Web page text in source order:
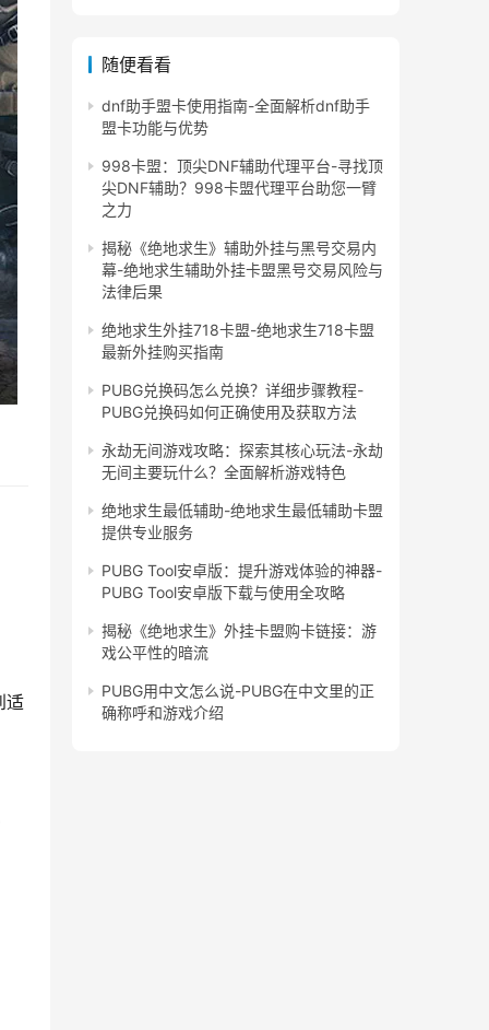
适
随便看看
dnf助手盟卡使用指南-全面解析dnf助手
盟卡功能与优势
998卡盟：顶尖DNF辅助代理平台-寻找顶
尖DNF辅助？998卡盟代理平台助您一臂
之力
揭秘《绝地求生》辅助外挂与黑号交易内
幕-绝地求生辅助外挂卡盟黑号交易风险与
法律后果
绝地求生外挂718卡盟-绝地求生718卡盟
最新外挂购买指南
PUBG兑换码怎么兑换？详细步骤教程-
PUBG兑换码如何正确使用及获取方法
永劫无间游戏攻略：探索其核心玩法-永劫
无间主要玩什么？全面解析游戏特色
绝地求生最低辅助-绝地求生最低辅助卡盟
提供专业服务
PUBG Tool安卓版：提升游戏体验的神器-
PUBG Tool安卓版下载与使用全攻略
揭秘《绝地求生》外挂卡盟购卡链接：游
戏公平性的暗流
PUBG用中文怎么说-PUBG在中文里的正
确称呼和游戏介绍